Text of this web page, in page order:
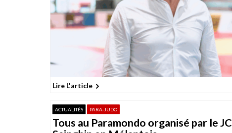
Lire L'article
ACTUALITÉS PARA-JUDO
Tous au Paramondo organisé par le JC